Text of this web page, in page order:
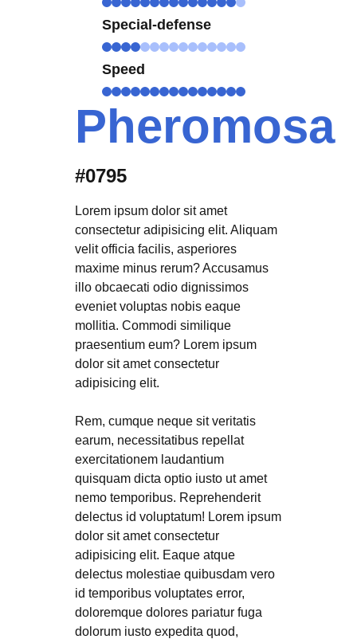
Special-defense
Speed
Pheromosa
#0795
Lorem ipsum dolor sit amet
consectetur adipisicing elit. Aliquam
velit officia facilis, asperiores
maxime minus rerum? Accusamus
illo obcaecati odio dignissimos
eveniet voluptas nobis eaque
mollitia. Commodi similique
praesentium eum? Lorem ipsum
dolor sit amet consectetur
adipisicing elit.
Rem, cumque neque sit veritatis
earum, necessitatibus repellat
exercitationem laudantium
quisquam dicta optio iusto ut amet
nemo temporibus. Reprehenderit
delectus id voluptatum! Lorem ipsum
dolor sit amet consectetur
adipisicing elit. Eaque atque
delectus molestiae quibusdam vero
id temporibus voluptates error,
doloremque dolores pariatur fuga
dolorum iusto expedita quod,